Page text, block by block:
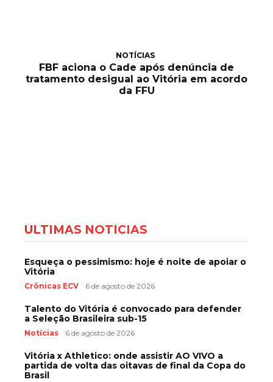
NOTÍCIAS
FBF aciona o Cade após denúncia de
tratamento desigual ao Vitória em acordo
da FFU
ÚLTIMAS NOTÍCIAS
Esqueça o pessimismo: hoje é noite de apoiar o
Vitória
Crônicas ECV 6 de agosto de 2026
Talento do Vitória é convocado para defender
a Seleção Brasileira sub-15
Notícias 6 de agosto de 2026
Vitória x Athletico: onde assistir AO VIVO a
partida de volta das oitavas de final da Copa do
Brasil